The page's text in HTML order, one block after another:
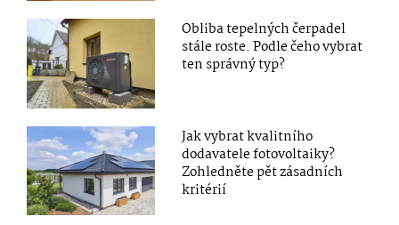
Obliba tepelných čerpadel
stále roste. Podle čeho vybrat
ten správný typ?
Jak vybrat kvalitního
dodavatele fotovoltaiky?
Zohledněte pět zásadních
kritérií